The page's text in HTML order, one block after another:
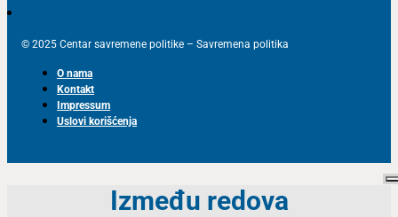
© 2025 Centar savremene politike – Savremena politika
O nama
Kontakt
Impressum
Uslovi korišćenja
Između redova